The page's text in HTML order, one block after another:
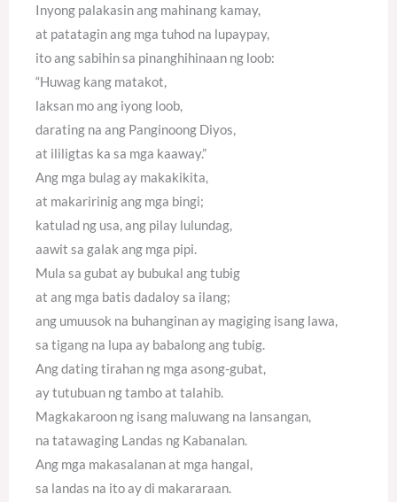
Inyong palakasin ang mahinang kamay,
at patatagin ang mga tuhod na lupaypay,
ito ang sabihin sa pinanghihinaan ng loob:
“Huwag kang matakot,
laksan mo ang iyong loob,
darating na ang Panginoong Diyos,
at ililigtas ka sa mga kaaway.”
Ang mga bulag ay makakikita,
at makaririnig ang mga bingi;
katulad ng usa, ang pilay lulundag,
aawit sa galak ang mga pipi.
Mula sa gubat ay bubukal ang tubig
at ang mga batis dadaloy sa ilang;
ang umuusok na buhanginan ay magiging isang lawa,
sa tigang na lupa ay babalong ang tubig.
Ang dating tirahan ng mga asong-gubat,
ay tutubuan ng tambo at talahib.
Magkakaroon ng isang maluwang na lansangan,
na tatawaging Landas ng Kabanalan.
Ang mga makasalanan at mga hangal,
sa landas na ito ay di makararaan.